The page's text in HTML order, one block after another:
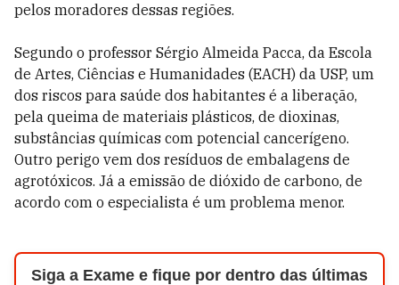
pelos moradores dessas regiões.
Segundo o professor Sérgio Almeida Pacca, da Escola
de Artes, Ciências e Humanidades (EACH) da USP, um
dos riscos para saúde dos habitantes é a liberação,
pela queima de materiais plásticos, de dioxinas,
substâncias químicas com potencial cancerígeno.
Outro perigo vem dos resíduos de embalagens de
agrotóxicos. Já a emissão de dióxido de carbono, de
acordo com o especialista é um problema menor.
Siga a Exame e fique por dentro das últimas